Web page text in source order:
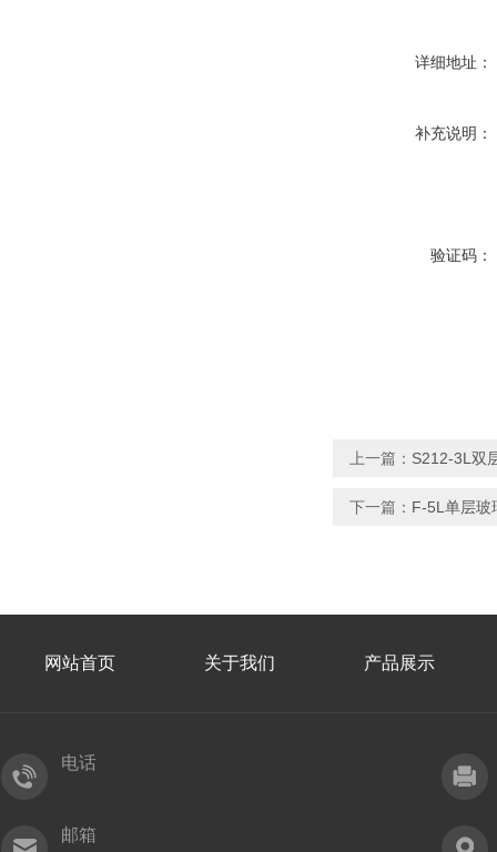
详细地址：
补充说明：
验证码：
上一篇： S212-3L双
下一篇： F-5L单层玻
网站首页 关于我们 产品展示
电话
邮箱